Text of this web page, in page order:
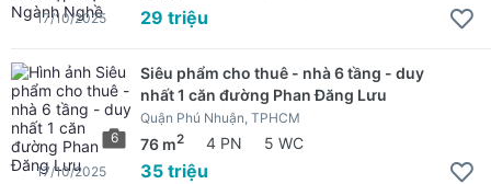
29 triệu
17/10/2025
6
Siêu phẩm cho thuê - nhà 6 tầng - duy
nhất 1 căn đường Phan Đăng Lưu
Quận Phú Nhuận, TPHCM
76 m2 4 PN 5 WC
35 triệu
17/10/2025